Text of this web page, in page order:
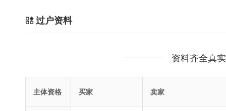
过户资料
资料齐全真
主体资格 买家 卖家